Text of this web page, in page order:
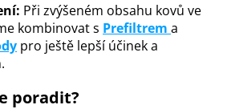
Při zvýšeném obsahu kovů ve
kombinovat s Prefiltrem a
pro ještě lepší účinek a
poradit?